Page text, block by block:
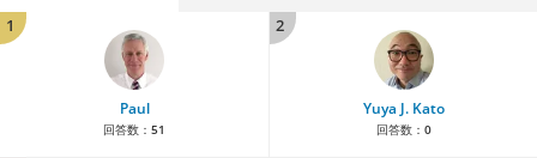
1
Paul
回答数： 51
2
Yuya J. Kato
回答数： 0